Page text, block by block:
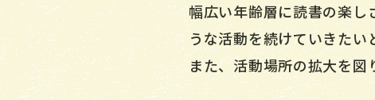
幅広い年齢層に読書の楽し
うな活動を続けていきたい
また、活動場所の拡大を図